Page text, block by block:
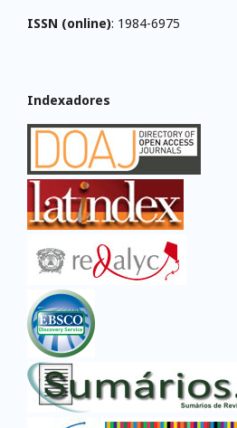
ISSN (online): 1984-6975
Indexadores